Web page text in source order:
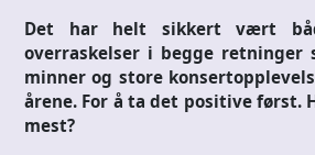
Det har helt sikkert vært
overraskelser i begge retninger
minner og store
årene. For å ta det positive først.
mest?